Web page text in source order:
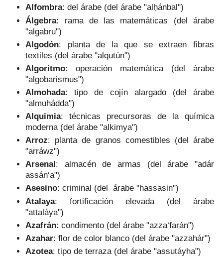
Alfombra: del árabe (del árabe "alḥánbal")
Álgebra: rama de las matemáticas (del árabe
"algabru")
Algodón: planta de la que se extraen fibras
textiles (del árabe "alqutún")
Algoritmo: operación matemática (del árabe
"algobarismus")
Almohada: tipo de cojín alargado (del árabe
"almuhádda")
Alquimia: técnicas precursoras de la química
moderna (del árabe "alkimya")
Arroz: planta de granos comestibles (del árabe
"arráwz")
Arsenal : almacén de armas (del árabe "adár
assán‘a")
Asesino: criminal (del árabe "hassasin")
Atalaya: fortificación elevada (del árabe
"attaláya")
Azafrán: condimento (del árabe "azza‘farán")
Azahar: flor de color blanco (del árabe "azzahár")
Azotea: tipo de terraza (del árabe "assutáyha")